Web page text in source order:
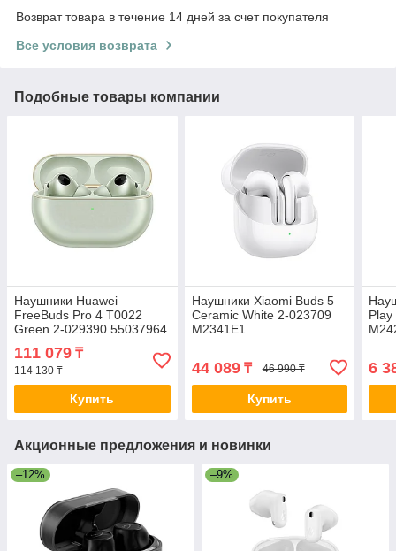
Возврат товара в течение 14 дней за счет покупателя
Все условия возврата
Подобные товары компании
Наушники Huawei
FreeBuds Pro 4 T0022
Green 2-029390 55037964
111 079 ₸
114 130 ₸
Купить
Наушники Xiaomi Buds 5
Ceramic White 2-023709
M2341E1
44 089₸ 46 990 ₸
Купить
6
Акционные предложения и новинки
–12% –9%